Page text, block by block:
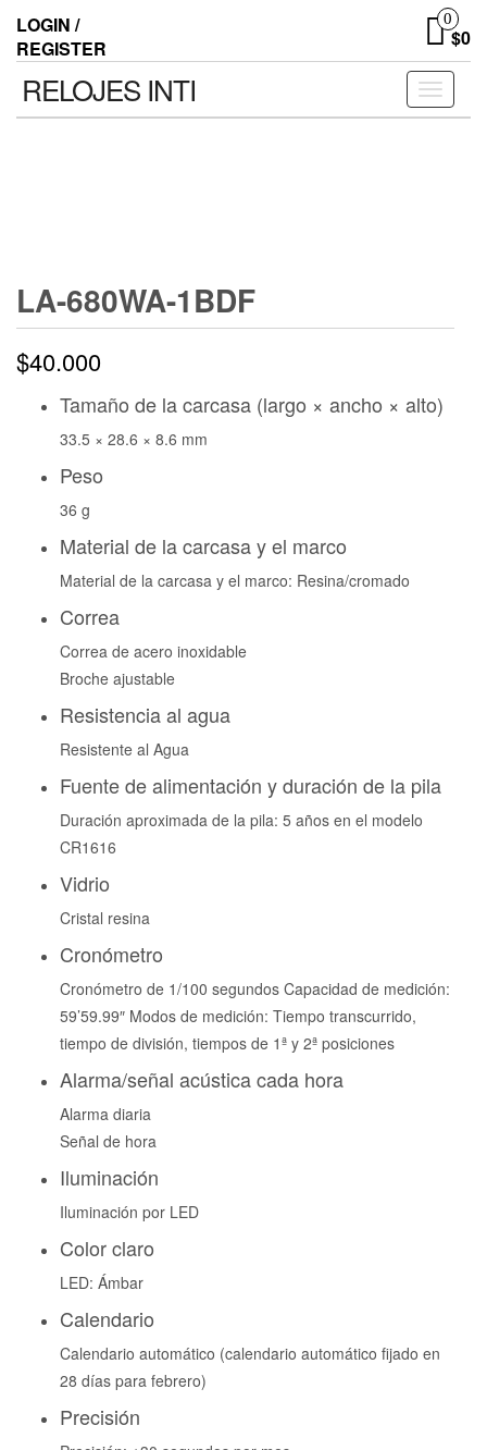
LOGIN /
REGISTER
0
$0
Toggle
RELOJES INTI
LA-680WA-1BDF
$40.000
Tamaño de la carcasa (largo × ancho × alto)
33.5 × 28.6 × 8.6 mm
Peso
36 g
Material de la carcasa y el marco
Material de la carcasa y el marco: Resina/cromado
Correa
Correa de acero inoxidable
Broche ajustable
Resistencia al agua
Resistente al Agua
Fuente de alimentación y duración de la pila
Duración aproximada de la pila: 5 años en el modelo
CR1616
Vidrio
Cristal resina
Cronómetro
Cronómetro de 1/100 segundos Capacidad de medición:
59’59.99″ Modos de medición: Tiempo transcurrido,
tiempo de división, tiempos de 1ª y 2ª posiciones
Alarma/señal acústica cada hora
Alarma diaria
Señal de hora
Iluminación
Iluminación por LED
Color claro
LED: Ámbar
Calendario
Calendario automático (calendario automático fijado en
28 días para febrero)
Precisión